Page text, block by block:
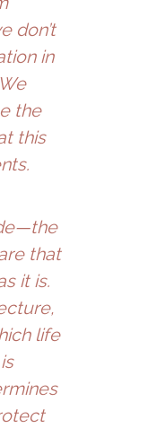
don’t
in
the
this
that
it is.
life